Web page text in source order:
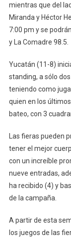
mientras que del
Miranda y Héctor
7:00 pm y se
y La Comadre 98.5.
Yucatán (11-8)
standing, a sólo
teniendo como
quien en los
bateo, con 3
Las fieras pueden
tener el mejor
con un increíble
nueve entradas,
ha recibido (4) y
de la campaña.
A partir de esta
los juegos de las